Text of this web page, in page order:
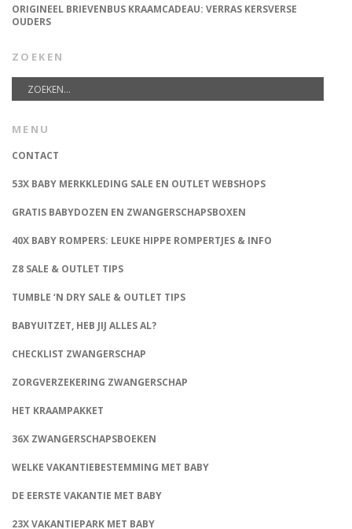
ORIGINEEL BRIEVENBUS KRAAMCADEAU: VERRAS KERSVERSE
OUDERS
ZOEKEN
MENU
CONTACT
53X BABY MERKKLEDING SALE EN OUTLET WEBSHOPS
GRATIS BABYDOZEN EN ZWANGERSCHAPSBOXEN
40X BABY ROMPERS: LEUKE HIPPE ROMPERTJES & INFO
Z8 SALE & OUTLET TIPS
TUMBLE ‘N DRY SALE & OUTLET TIPS
BABYUITZET, HEB JIJ ALLES AL?
CHECKLIST ZWANGERSCHAP
ZORGVERZEKERING ZWANGERSCHAP
HET KRAAMPAKKET
36X ZWANGERSCHAPSBOEKEN
WELKE VAKANTIEBESTEMMING MET BABY
DE EERSTE VAKANTIE MET BABY
23X VAKANTIEPARK MET BABY